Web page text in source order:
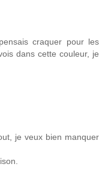
craquer pour les
dans cette couleur, je
je veux bien manquer